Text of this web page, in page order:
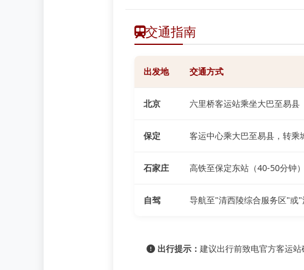
交通指南
出发地 交通方式
北京 六里桥客运站乘坐大巴至易
保定 客运中心乘大巴至易县，转乘
石家庄 高铁至保定东站（40-50分钟
自驾 导航至"清西陵综合服务区"或
出行提示： 建议出行前致电官方客运